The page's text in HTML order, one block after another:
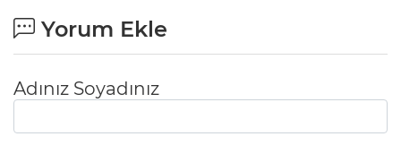
Yorum Ekle
Adınız Soyadınız